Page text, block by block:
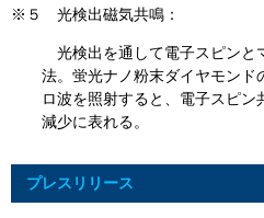
※５ 光検出磁気共鳴：
光検出を通して電子スピンと
法。蛍光ナノ粉末ダイヤモンド
ロ波を照射すると、電子スピ
減少に表れる。
プレスリリース